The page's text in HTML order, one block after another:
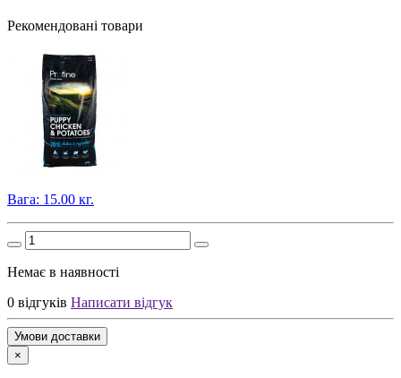
Рекомендовані товари
Вага: 15.00 кг.
Немає в наявності
0 відгуків Написати відгук
Умови доставки
×